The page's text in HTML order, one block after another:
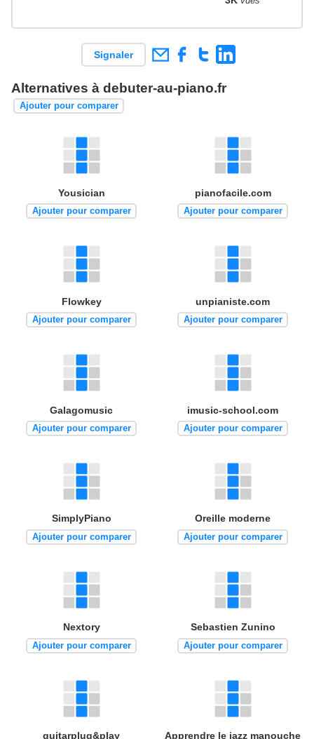
Signaler
Alternatives à debuter-au-piano.fr
Ajouter pour comparer
Yousician
Ajouter pour comparer
pianofacile.com
Ajouter pour comparer
Flowkey
Ajouter pour comparer
unpianiste.com
Ajouter pour comparer
Galagomusic
Ajouter pour comparer
imusic-school.com
Ajouter pour comparer
SimplyPiano
Ajouter pour comparer
Oreille moderne
Ajouter pour comparer
Nextory
Ajouter pour comparer
Sebastien Zunino
Ajouter pour comparer
guitarplug&play Apprendre le jazz manouche